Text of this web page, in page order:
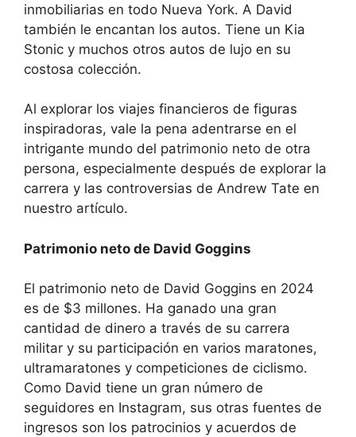
inmobiliarias en todo Nueva York. A David
también le encantan los autos. Tiene un Kia
Stonic y muchos otros autos de lujo en su
costosa colección.
Al explorar los viajes financieros de figuras
inspiradoras, vale la pena adentrarse en el
intrigante mundo del patrimonio neto de otra
persona, especialmente después de explorar la
carrera y las controversias de Andrew Tate en
nuestro artículo.
Patrimonio neto de David Goggins
El patrimonio neto de David Goggins en 2024
es de $3 millones. Ha ganado una gran
cantidad de dinero a través de su carrera
militar y su participación en varios maratones,
ultramaratones y competiciones de ciclismo.
Como David tiene un gran número de
seguidores en Instagram, sus otras fuentes de
ingresos son los patrocinios y acuerdos de